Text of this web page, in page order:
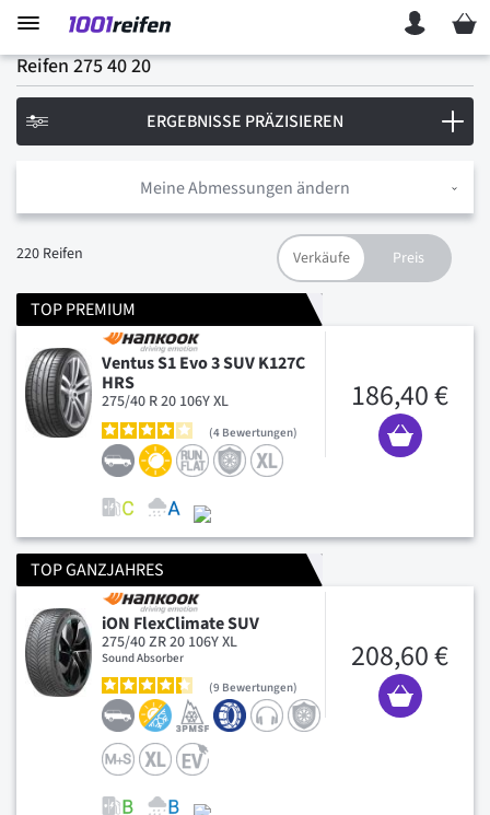
Mein
Reifen 275 40 20
Meine Abmessungen ändern
220 Reifen
TOP PREMIUM
Ventus S1 Evo 3 SUV K127C
HRS
275/40 R 20 106Y XL
4 Bewertungen
186,40 €
TOP GANZJAHRES
iON FlexClimate SUV
275/40 ZR 20 106Y XL
Sound Absorber
9 Bewertungen
208,60 €
ERGEBNISSE PRÄZISIEREN